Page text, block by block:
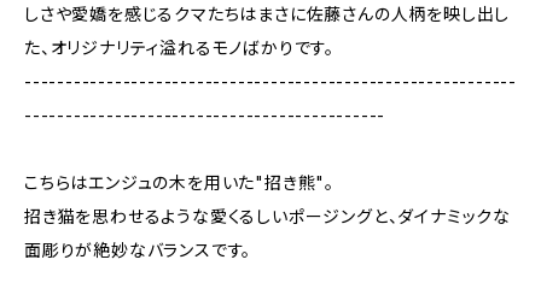
しさや愛嬌を感じるクマたちはまさに佐藤さんの人柄を映し出し
た、オリジナリティ溢れるモノばかりです。
------------------------------------------------------------
--------------------------------------------
こちらはエンジュの木を用いた"招き熊"。
招き猫を思わせるような愛くるしいポージングと、ダイナミックな
面彫りが絶妙なバランスです。